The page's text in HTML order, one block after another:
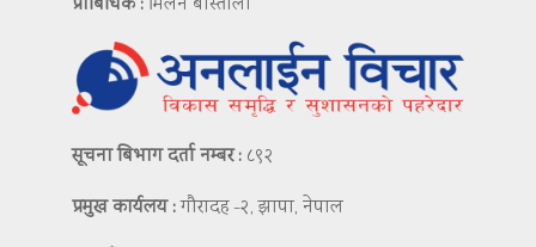
सूचना बिभाग दर्ता नम्बर : ८९२
प्रमुख कार्यलय :गौरादह -२, झापा, नेपाल